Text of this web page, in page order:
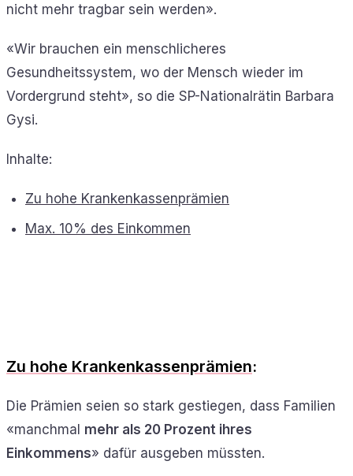
nicht mehr tragbar sein werden».
«Wir brauchen ein menschlicheres
Gesundheitssystem, wo der Mensch wieder im
Vordergrund steht», so die SP-Nationalrätin Barbara
Gysi.
Inhalte:
Zu hohe Krankenkassenprämien
Max. 10% des Einkommen
Zu hohe Krankenkassenprämien:
Die Prämien seien so stark gestiegen, dass Familien
«manchmal mehr als 20 Prozent ihres
Einkommens» dafür ausgeben müssten.